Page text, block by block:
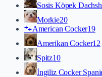
Sosis Köpek
Morkie20
🐾American Cocker19
Amerikan Cocker12
Spitz10
İngiliz Cocker